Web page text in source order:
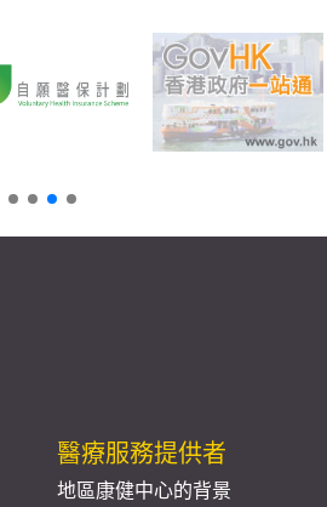
醫療服務提供者
地區康健中心的背景